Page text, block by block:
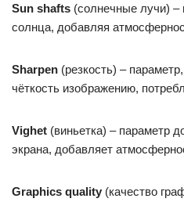
Sun shafts (солнечные лучи) –
солнца, добавляя
Sharpen (резкость) –
чёткость изображению,
Vighet (виньетка) – параметр
экрана, добавляет
Graphics quality (качество